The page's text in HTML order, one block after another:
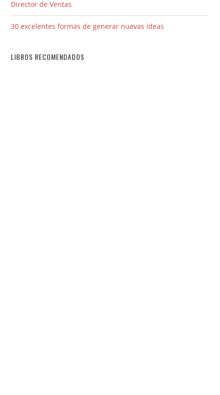
Director de Ventas
30 excelentes formas de generar nuevas ideas
LIBROS RECOMENDADOS